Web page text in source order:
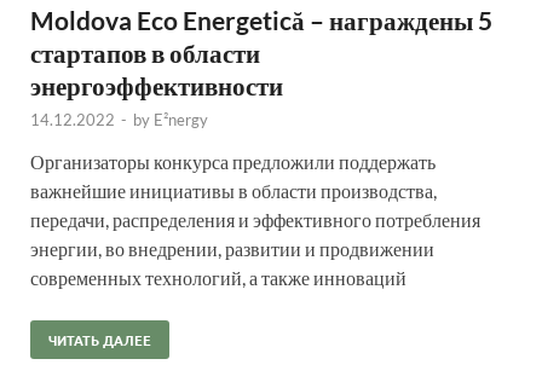
Moldova Eco Energetică – награждены 5
стартапов в области
энергоэффективности
14.12.2022 - by E²nergy
Организаторы конкурса предложили поддержать
важнейшие инициативы в области производства,
передачи, распределения и эффективного потребления
энергии, во внедрении, развитии и продвижении
современных технологий, а также инноваций
ЧИТАТЬ ДАЛЕЕ